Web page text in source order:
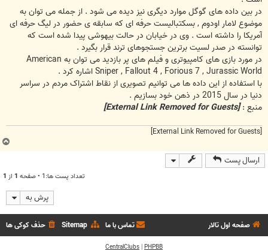
در بین داده های گوگل موارد دیگری نیز دیده می شود . از جمله می توان به
موضوع لامار اودوم , بسکتبالیست حرفه ای که سابقه ی حضور در لیگ حرفه ای
آمریکا را داشته است . وی در خیابان در حالت بیهوشی پیدا شده است که
توانسته در صدر لسیت برترین جستجوهای ترند قرار بگیرد .
در مورد بازی های کامپیوتری و فیلم های پر بازدید می توان به American
Sniper , Fallout 4 , Forious 7 , Jurassic World اشاره کرد .
با استفاده از این داده ها می توانیم تصویری از نقاط اشتراک مردم در سراسر
دنیا در سال 2015 در ذهن خود بسازیم .
منبع :[External Link Removed for Guests]
[External Link Removed for Guests]
ارسال پست
تعداد پست ها:1 • صفحه 1 از 1
پرش به
صفحه اول تالار حذف کوکی ها Sitemap تماس با ما
PHPBB
|
CentralClubs